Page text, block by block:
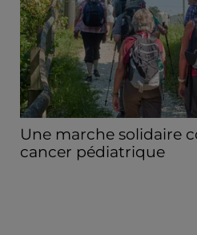
Une marche solidaire
cancer pédiatrique